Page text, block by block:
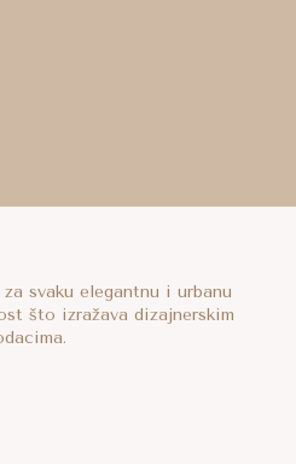
svaku elegantnu i urbanu
što izražava dizajnerskim